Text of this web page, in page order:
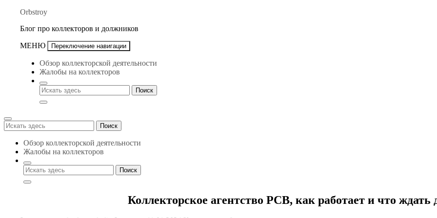
Перейти
содержимому
Orbstroy
Блог про коллекторов и должников
МЕНЮ Переключение навигации
Обзор коллекторской деятельности
Жалобы на коллекторов
Поиск
для:
Поиск
Обзор коллекторской деятельности
Жалобы на коллекторов
Коллекторское агентство РСВ, как работает и что ждать